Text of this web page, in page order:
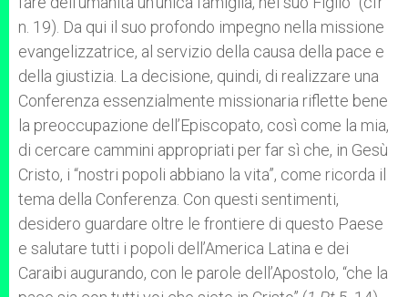
n. 19). Da qui il suo profondo impegno nella missione
evangelizzatrice, al servizio della causa della pace e
della giustizia. La decisione, quindi, di realizzare una
Conferenza essenzialmente missionaria riflette bene
la preoccupazione dell’Episcopato, così come la mia,
di cercare cammini appropriati per far sì che, in Gesù
Cristo, i “nostri popoli abbiano la vita”, come ricorda il
tema della Conferenza. Con questi sentimenti,
desidero guardare oltre le frontiere di questo Paese
e salutare tutti i popoli dell’America Latina e dei
Caraibi augurando, con le parole dell’Apostolo, “che la